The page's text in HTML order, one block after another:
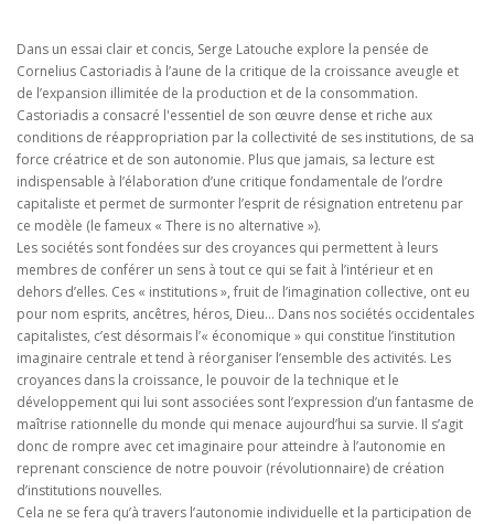
Dans un essai clair et concis, Serge Latouche explore la pensée de
Cornelius Castoriadis à l’aune de la critique de la croissance aveugle et
de l’expansion illimitée de la production et de la consommation.
Castoriadis a consacré l'essentiel de son œuvre dense et riche aux
conditions de réappropriation par la collectivité de ses institutions, de sa
force créatrice et de son autonomie. Plus que jamais, sa lecture est
indispensable à l’élaboration d’une critique fondamentale de l’ordre
capitaliste et permet de surmonter l’esprit de résignation entretenu par
ce modèle (le fameux « There is no alternative »).
Les sociétés sont fondées sur des croyances qui permettent à leurs
membres de conférer un sens à tout ce qui se fait à l’intérieur et en
dehors d’elles. Ces « institutions », fruit de l’imagination collective, ont eu
pour nom esprits, ancêtres, héros, Dieu… Dans nos sociétés occidentales
capitalistes, c’est désormais l’« économique » qui constitue l’institution
imaginaire centrale et tend à réorganiser l’ensemble des activités. Les
croyances dans la croissance, le pouvoir de la technique et le
développement qui lui sont associées sont l’expression d’un fantasme de
maîtrise rationnelle du monde qui menace aujourd’hui sa survie. Il s’agit
donc de rompre avec cet imaginaire pour atteindre à l’autonomie en
reprenant conscience de notre pouvoir (révolutionnaire) de création
d’institutions nouvelles.
Cela ne se fera qu’à travers l’autonomie individuelle et la participation de